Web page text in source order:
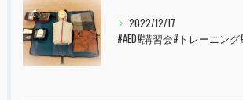
2022/12/17